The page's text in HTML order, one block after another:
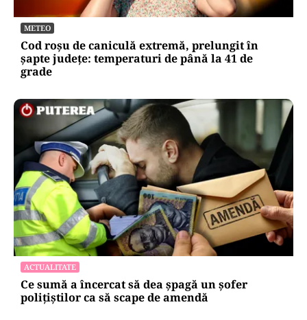
Legea prosumatorilor schimbă regulile pe piața
energetică. Simona Bucura Oprescu: „Este una
dintre cele mai importante schimbări”
METEO
Cod roșu de caniculă extremă, prelungit în
șapte județe: temperaturi de până la 41 de
grade